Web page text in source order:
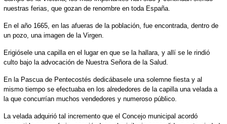
nuestras ferias, que gozan de renombre en toda España.
En el año 1665, en las afueras de la población, fue encontrada, dentro de
un pozo, una imagen de la Virgen.
Erigiósele una capilla en el lugar en que se la hallara, y allí se le rindió
culto bajo la advocación de Nuestra Señora de la Salud.
En la Pascua de Pentecostés dedicábasele una solemne fiesta y al
mismo tiempo se efectuaba en los alrededores de la capilla una velada a
la que concurrían muchos vendedores y numeroso público.
La velada adquirió tal incremento que el Concejo municipal acordó